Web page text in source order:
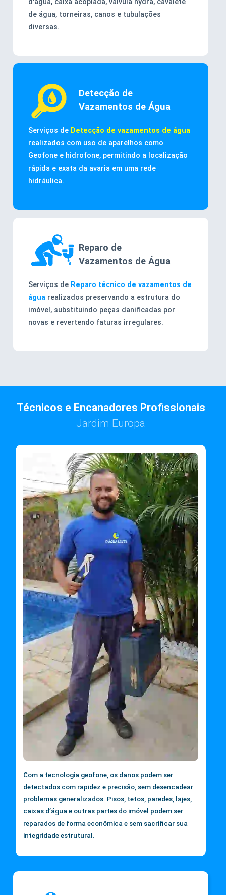
de água, torneiras, canos e tubulações
diversas.
Detecção de
Vazamentos de Água
Serviços de Detecção de vazamentos de água
realizados com uso de aparelhos como
Geofone e hidrofone, permitindo a localização
rápida e exata da avaria em uma rede
hidráulica.
Reparo de
Vazamentos de Água
Serviços de Reparo técnico de vazamentos de
água realizados preservando a estrutura do
imóvel, substituindo peças danificadas por
novas e revertendo faturas irregulares.
Técnicos e Encanadores Profissionais
Jardim Europa
Com a tecnologia geofone, os danos podem ser
detectados com rapidez e precisão, sem desencadear
problemas generalizados. Pisos, tetos, paredes, lajes,
caixas d’água e outras partes do imóvel podem ser
reparados de forma econômica e sem sacrificar sua
integridade estrutural.